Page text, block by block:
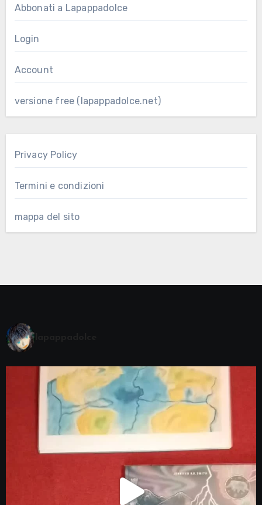
Abbonati a Lapappadolce
Login
Account
versione free (lapappadolce.net)
Privacy Policy
Termini e condizioni
mappa del sito